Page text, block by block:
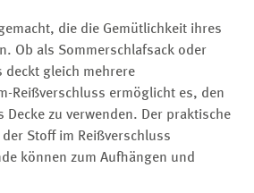
die die Gemütlichkeit ihres
Ob als Sommerschlafsack oder
deckt gleich mehrere
Reißverschluss ermöglicht es, den
zu verwenden. Der praktische
Stoff im Reißverschluss
können zum Aufhängen und